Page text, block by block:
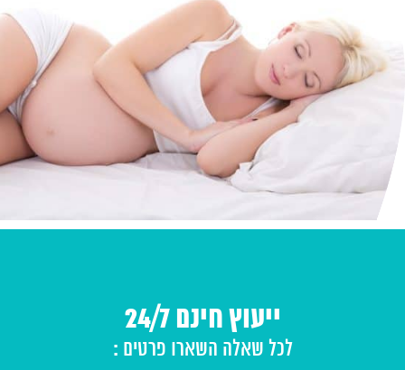
ייעוץ חינם 24/7
לכל שאלה השארו פרטים :